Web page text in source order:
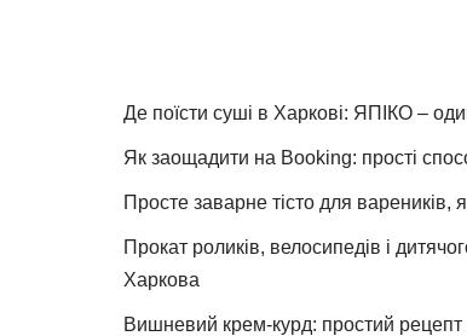
Де поїсти суші в Харкові: ЯПІКО –
Як заощадити на Booking: прості
Просте заварне тісто для вареників,
Прокат роликів, велосипедів і
Харкова
Вишневий крем-курд: простий рецепт